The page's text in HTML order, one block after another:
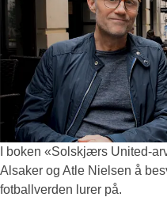
I boken «Solskjærs United-
Alsaker og Atle Nielsen å
fotballverden lurer på.